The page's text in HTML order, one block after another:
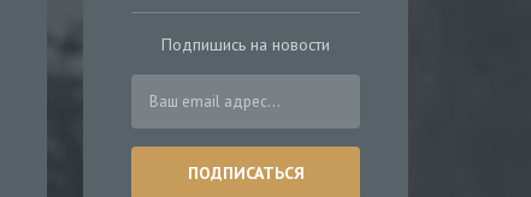
Подпишись на новости